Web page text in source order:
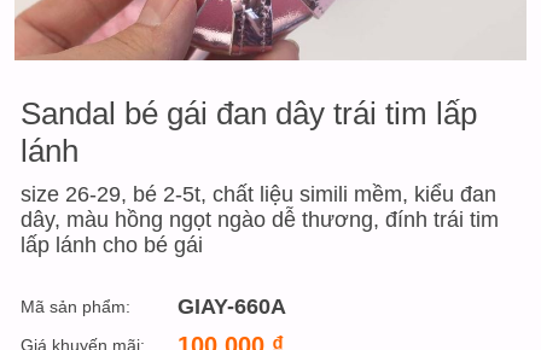
Sandal bé gái đan dây trái tim lấp
lánh
size 26-29, bé 2-5t, chất liệu simili mềm, kiểu đan
dây, màu hồng ngọt ngào dễ thương, đính trái tim
lấp lánh cho bé gái
Mã sản phẩm: GIAY-660A
Giá khuyến mãi: